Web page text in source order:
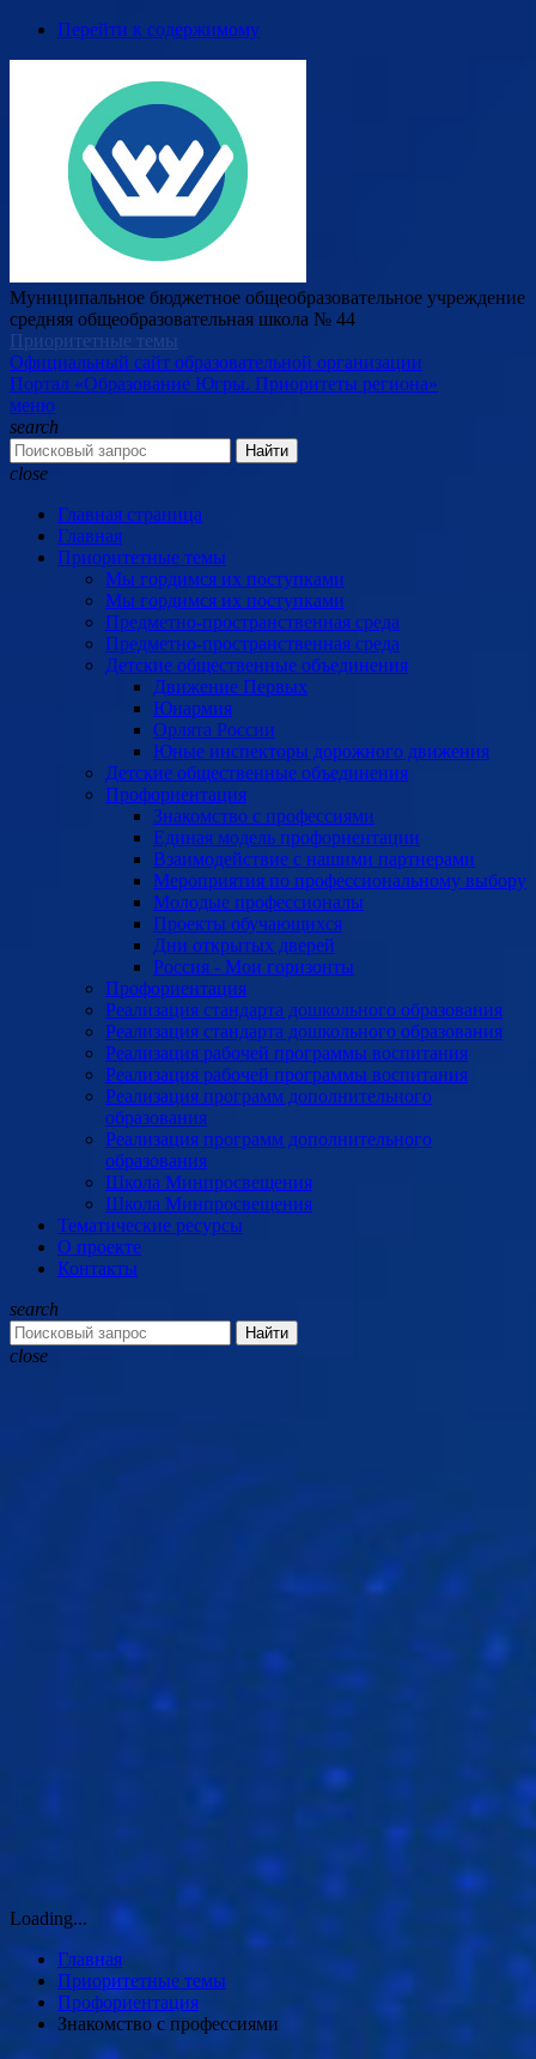
Перейти к содержимому
Муниципальное бюджетное общеобразовательное учреждение
средняя общеобразовательная школа № 44
Приоритетные темы
Официальный сайт образовательной организации
Портал «Образование Югры. Приоритеты региона»
меню
search
Найти
close
Главная страница
Главная
Приоритетные темы
Мы гордимся их поступками
Мы гордимся их поступками
Предметно-пространственная среда
Предметно-пространственная среда
Детские общественные объединения
Движение Первых
Юнармия
Орлята России
Юные инспекторы дорожного движения
Детские общественные объединения
Профориентация
Знакомство с профессиями
Единая модель профориентации
Взаимодействие с нашими партнерами
Мероприятия по профессиональному выбору
Молодые профессионалы
Проекты обучающихся
Дни открытых дверей
Россия - Мои горизонты
Профориентация
Реализация стандарта дошкольного образования
Реализация стандарта дошкольного образования
Реализация рабочей программы воспитания
Реализация рабочей программы воспитания
Реализация программ дополнительного
образования
Реализация программ дополнительного
образования
Школа Минпросвещения
Школа Минпросвещения
Тематические ресурсы
О проекте
Контакты
search
Найти
close
Loading...
Главная
Приоритетные темы
Профориентация
Знакомство с профессиями